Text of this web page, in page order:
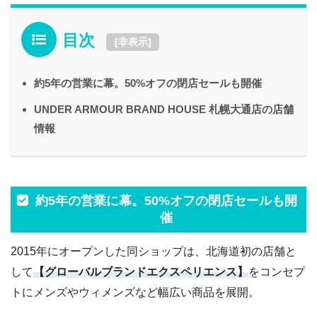
目次 [非表示]
約5年の営業に幕。50%オフの閉店セールも開催
UNDER ARMOUR BRAND HOUSE 札幌大通店の店舗
情報
約5年の営業に幕。50%オフの閉店セールも開
催
2015年にオープンした同ショップは、北海道初の店舗と
して【グローバルブランドエクスペリエンス】をコンセプ
トにメンズやウィメンズなど幅広い商品を展開。